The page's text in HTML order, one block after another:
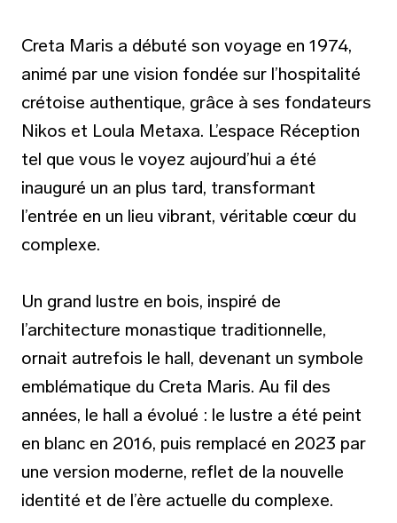
Creta Maris a débuté son voyage en 1974,
animé par une vision fondée sur l’hospitalité
crétoise authentique, grâce à ses fondateurs
Nikos et Loula Metaxa. L’espace Réception
tel que vous le voyez aujourd’hui a été
inauguré un an plus tard, transformant
l’entrée en un lieu vibrant, véritable cœur du
complexe.
Un grand lustre en bois, inspiré de
l’architecture monastique traditionnelle,
ornait autrefois le hall, devenant un symbole
emblématique du Creta Maris. Au fil des
années, le hall a évolué : le lustre a été peint
en blanc en 2016, puis remplacé en 2023 par
une version moderne, reflet de la nouvelle
identité et de l’ère actuelle du complexe.